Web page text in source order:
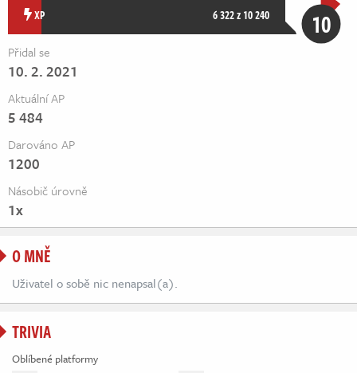
ŽivěXP 6 322 z 10 240 10
Přidal se
10. 2. 2021
Aktuální AP
5 484
Darováno AP
1200
Násobič úrovně
1x
O MNĚ
Uživatel o sobě nic nenapsal(a).
TRIVIA
Oblíbené platformy